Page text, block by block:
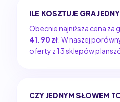
ILE KOSZTUJE GRA
Obecnie najniższa cena za
41.90 zł . W naszej
oferty z 13 sklepów
CZY JEDNYM SŁOWEM